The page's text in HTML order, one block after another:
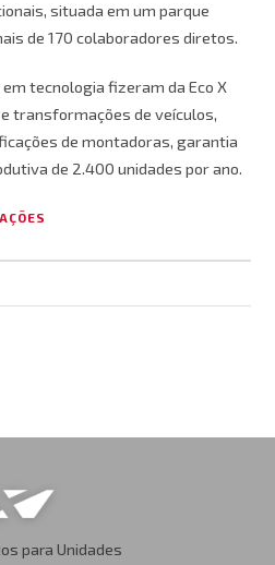
situada em um parque
de 170 colaboradores diretos.
tecnologia fizeram da Eco X
transformações de veículos,
de montadoras, garantia
de 2.400 unidades por ano.
para Unidades